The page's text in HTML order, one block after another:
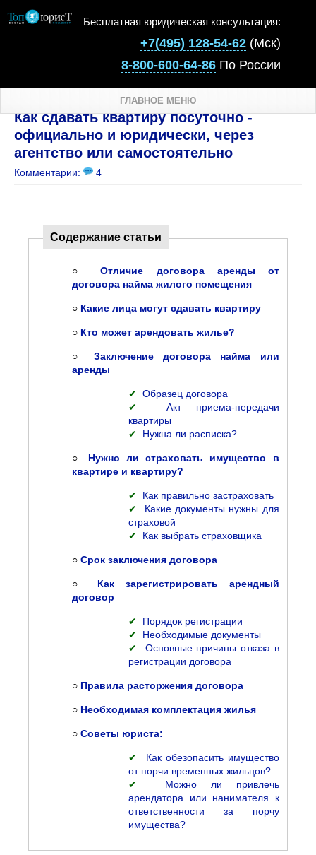
Бесплатная юридическая консультация:
+7(495) 128-54-62 (Мск)
8-800-600-64-86 По России
ГЛАВНОЕ МЕНЮ
Как сдавать квартиру посуточно -
официально и юридически, через
агентство или самостоятельно
Комментарии: 4
Содержание статьи
○Отличие договора аренды от
договора найма жилого помещения
○ Какие лица могут сдавать квартиру
○ Кто может арендовать жилье?
○ Заключение договора найма или
аренды
✔
Образец договора
✔
Акт приема-передачи
квартиры
✔
Нужна ли расписка?
○ Нужно ли страховать имущество в
квартире и квартиру?
✔
Как правильно застраховать
✔
Какие документы нужны для
страховой
✔
Как выбрать страховщика
○Срок заключения договора
○ Как зарегистрировать арендный
договор
✔
Порядок регистрации
✔
Необходимые документы
✔
Основные причины отказа в
регистрации договора
○ Правила расторжения договора
○ Необходимая комплектация жилья
○Советы юриста:
✔
Как обезопасить имущество
от порчи временных жильцов?
✔
Можно ли привлечь
арендатора или нанимателя к
ответственности за порчу
имущества?